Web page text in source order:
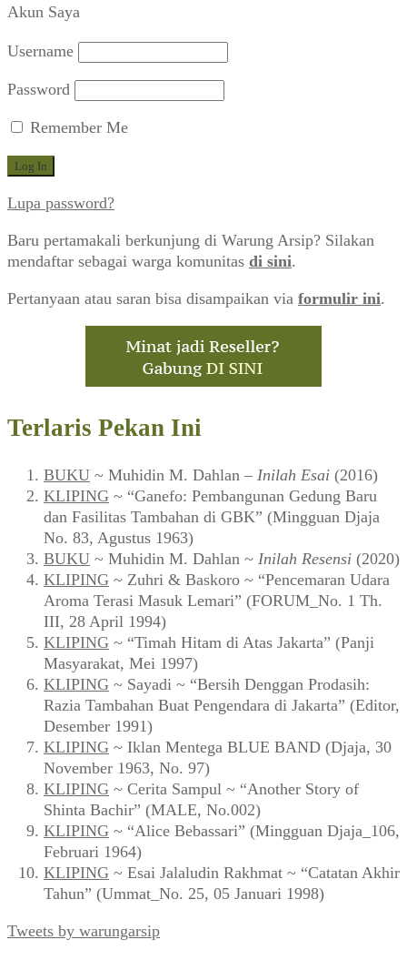
Akun Saya
Username
Password
Remember Me
Lupa password?
Baru pertamakali berkunjung di Warung Arsip? Silakan
mendaftar sebagai warga komunitas di sini.
Pertanyaan atau saran bisa disampaikan via formulir ini.
Terlaris Pekan Ini
BUKU ~ Muhidin M. Dahlan – Inilah Esai (2016)
KLIPING ~ “Ganefo: Pembangunan Gedung Baru
dan Fasilitas Tambahan di GBK” (Mingguan Djaja
No. 83, Agustus 1963)
BUKU ~ Muhidin M. Dahlan ~ Inilah Resensi (2020)
KLIPING ~ Zuhri & Baskoro ~ “Pencemaran Udara
Aroma Terasi Masuk Lemari” (FORUM_No. 1 Th.
III, 28 April 1994)
KLIPING ~ “Timah Hitam di Atas Jakarta” (Panji
Masyarakat, Mei 1997)
KLIPING ~ Sayadi ~ “Bersih Denggan Prodasih:
Razia Tambahan Buat Pengendara di Jakarta” (Editor,
Desember 1991)
KLIPING ~ Iklan Mentega BLUE BAND (Djaja, 30
November 1963, No. 97)
KLIPING ~ Cerita Sampul ~ “Another Story of
Shinta Bachir” (MALE, No.002)
KLIPING ~ “Alice Bebassari” (Mingguan Djaja_106,
Februari 1964)
KLIPING ~ Esai Jalaludin Rakhmat ~ “Catatan Akhir
Tahun” (Ummat_No. 25, 05 Januari 1998)
Tweets by warungarsip